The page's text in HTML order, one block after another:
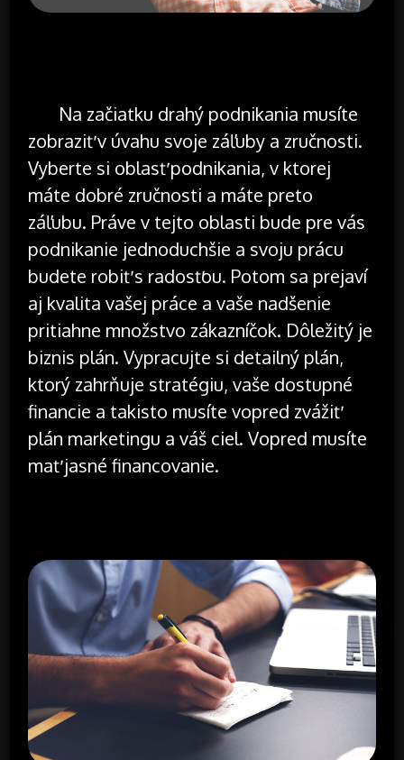
Na začiatku drahý podnikania musíte
zobraziť v úvahu svoje záľuby a zručnosti.
Vyberte si oblasť podnikania, v ktorej
máte dobré zručnosti a máte preto
záľubu. Práve v tejto oblasti bude pre vás
podnikanie jednoduchšie a svoju prácu
budete robiť s radosťou. Potom sa prejaví
aj kvalita vašej práce a vaše nadšenie
pritiahne množstvo zákazníčok. Dôležitý je
biznis plán. Vypracujte si detailný plán,
ktorý zahrňuje stratégiu, vaše dostupné
financie a takisto musíte vopred zvážiť
plán marketingu a váš ciel. Vopred musíte
mať jasné financovanie.